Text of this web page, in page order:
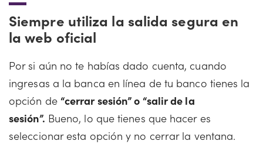
Siempre utiliza la salida segura en
la web oficial
Por si aún no te habías dado cuenta, cuando
ingresas a la banca en línea de tu banco tienes la
opción de “cerrar sesión” o “salir de la
sesión”. Bueno, lo que tienes que hacer es
seleccionar esta opción y no cerrar la ventana.